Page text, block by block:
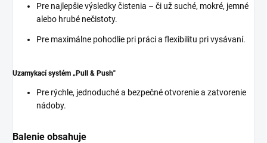
Pre najlepšie výsledky čistenia – či už suché, mokré, jemné
alebo hrubé nečistoty.
Pre maximálne pohodlie pri práci a flexibilitu pri vysávaní.
Uzamykací systém „Pull & Push"
Pre rýchle, jednoduché a bezpečné otvorenie a zatvorenie
nádoby.
Balenie obsahuje